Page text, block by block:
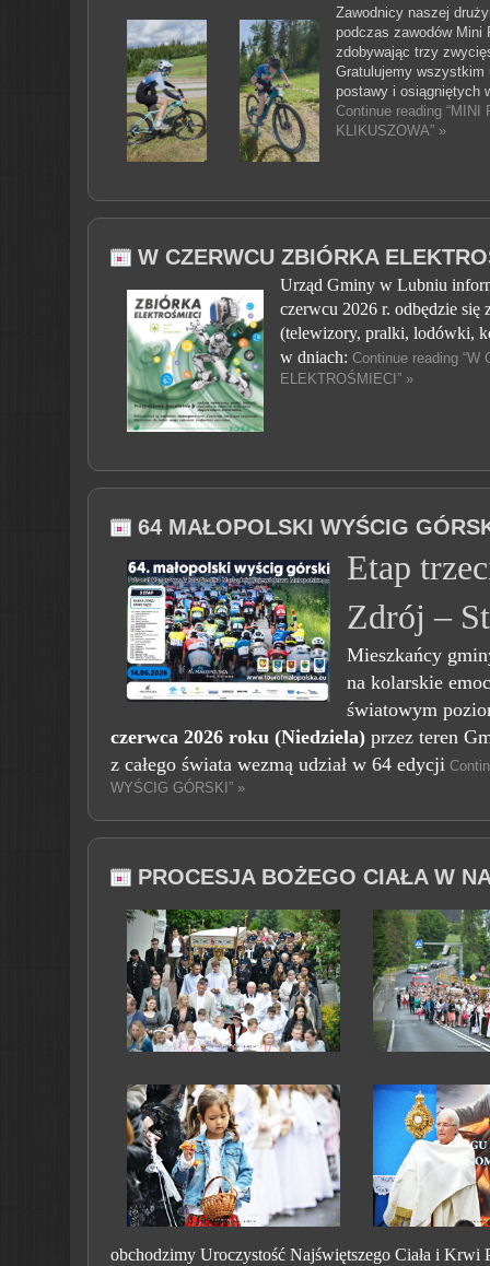
Zawodnicy naszej
podczas zawodów Mini
zdobywając trzy
Gratulujemy wszystkim
postawy i osiągniętych
Continue reading “MINI
KLIKUSZOWA” »
W CZERWCU ZBIÓRKA
Urząd Gminy w Lubniu
czerwcu 2026 r. odbędzie się
(telewizory, pralki, lodówki,
w dniach: Continue reading “W
ELEKTROŚMIECI” »
64 MAŁOPOLSKI WYŚCIG
Etap
Zdrój –
Mieszkańcy
na kolarskie
światowym
czerwca 2026 roku (Niedziela)przez teren
z całego świata wezmą udział w 64 edycji
WYŚCIG GÓRSKI” »
PROCESJA BOŻEGO CIAŁA W
obchodzimy Uroczystość Najświętszego Ciała i Krwi